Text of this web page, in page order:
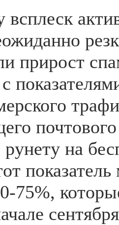
всплеск
прирост
на
75%,